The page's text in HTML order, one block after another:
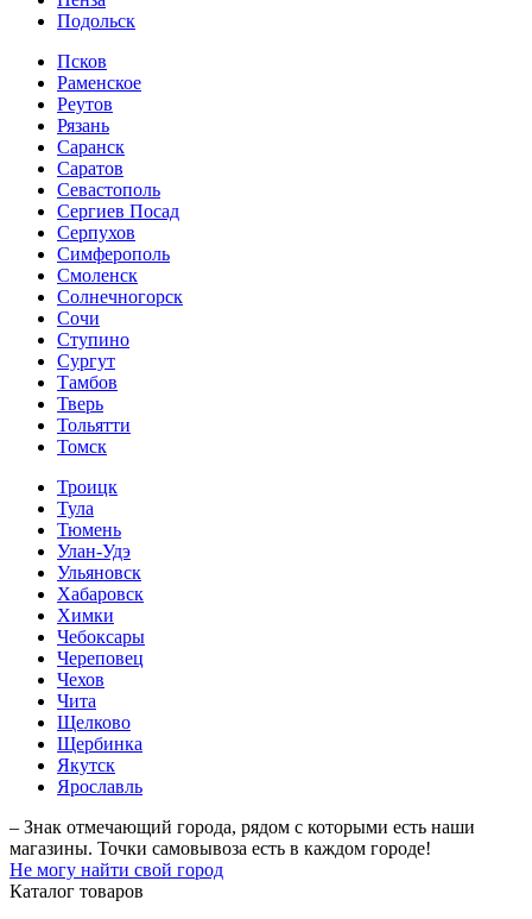
Подольск
Псков
Раменское
Реутов
Рязань
Саранск
Саратов
Севастополь
Сергиев Посад
Серпухов
Симферополь
Смоленск
Солнечногорск
Сочи
Ступино
Сургут
Тамбов
Тверь
Тольятти
Томск
Троицк
Тула
Тюмень
Улан-Удэ
Ульяновск
Хабаровск
Химки
Чебоксары
Череповец
Чехов
Чита
Щелково
Щербинка
Якутск
Ярославль
– Знак отмечающий города, рядом с которыми есть наши
магазины. Точки самовывоза есть в каждом городе!
Не могу найти свой город
Каталог товаров